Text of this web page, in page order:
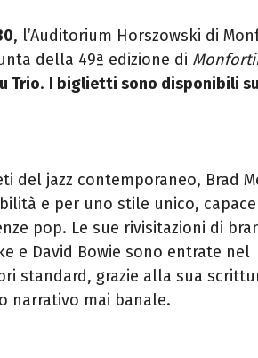
, l’Auditorium Horszowski di
della 49ª edizione di
Trio. I biglietti sono disponibili su
del jazz contemporaneo, Brad
e per uno stile unico,
pop. Le sue rivisitazioni di
e David Bowie sono entrate nel
standard, grazie alla sua
narrativo mai banale.